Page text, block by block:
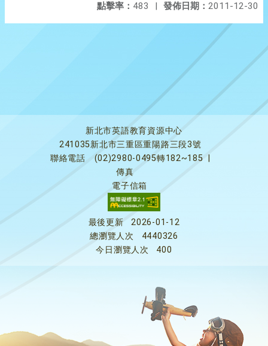
發佈日期： 2011-12-30
點擊率： 483 |
新北市英語教育資源中心
241035新北市三重區重陽路三段3號
聯絡電話
(02)2980-0495轉182~185
傳真
電子信箱
最後更新
2026-01-12
總瀏覽人次
4440326
今日瀏覽人次
400